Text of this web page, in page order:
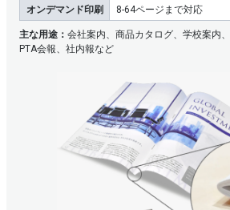
オンデマンド印刷
8-64ページまで対応
主な用途： 会社案内、商品カタログ、学校案内
PTA会報、社内報など